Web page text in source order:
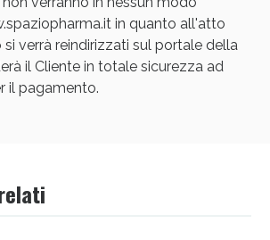
in quanto all'atto
verrà reindirizzati sul portale della
il Cliente in totale sicurezza ad
il pagamento.